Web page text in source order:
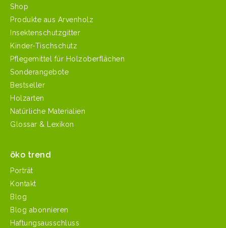
Shop
Produkte aus Arvenholz
Insektenschutzgitter
Kinder-Tischschutz
Pflegemittel für Holzoberflächen
Sonderangebote
Bestseller
Holzarten
Natürliche Materialien
Glossar & Lexikon
öko trend
Porträt
Kontakt
Blog
Blog abonnieren
Haftungsausschluss